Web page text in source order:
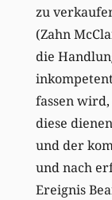
zu
(Zahn
die
fassen
diese
und der
und nach
Ereignis